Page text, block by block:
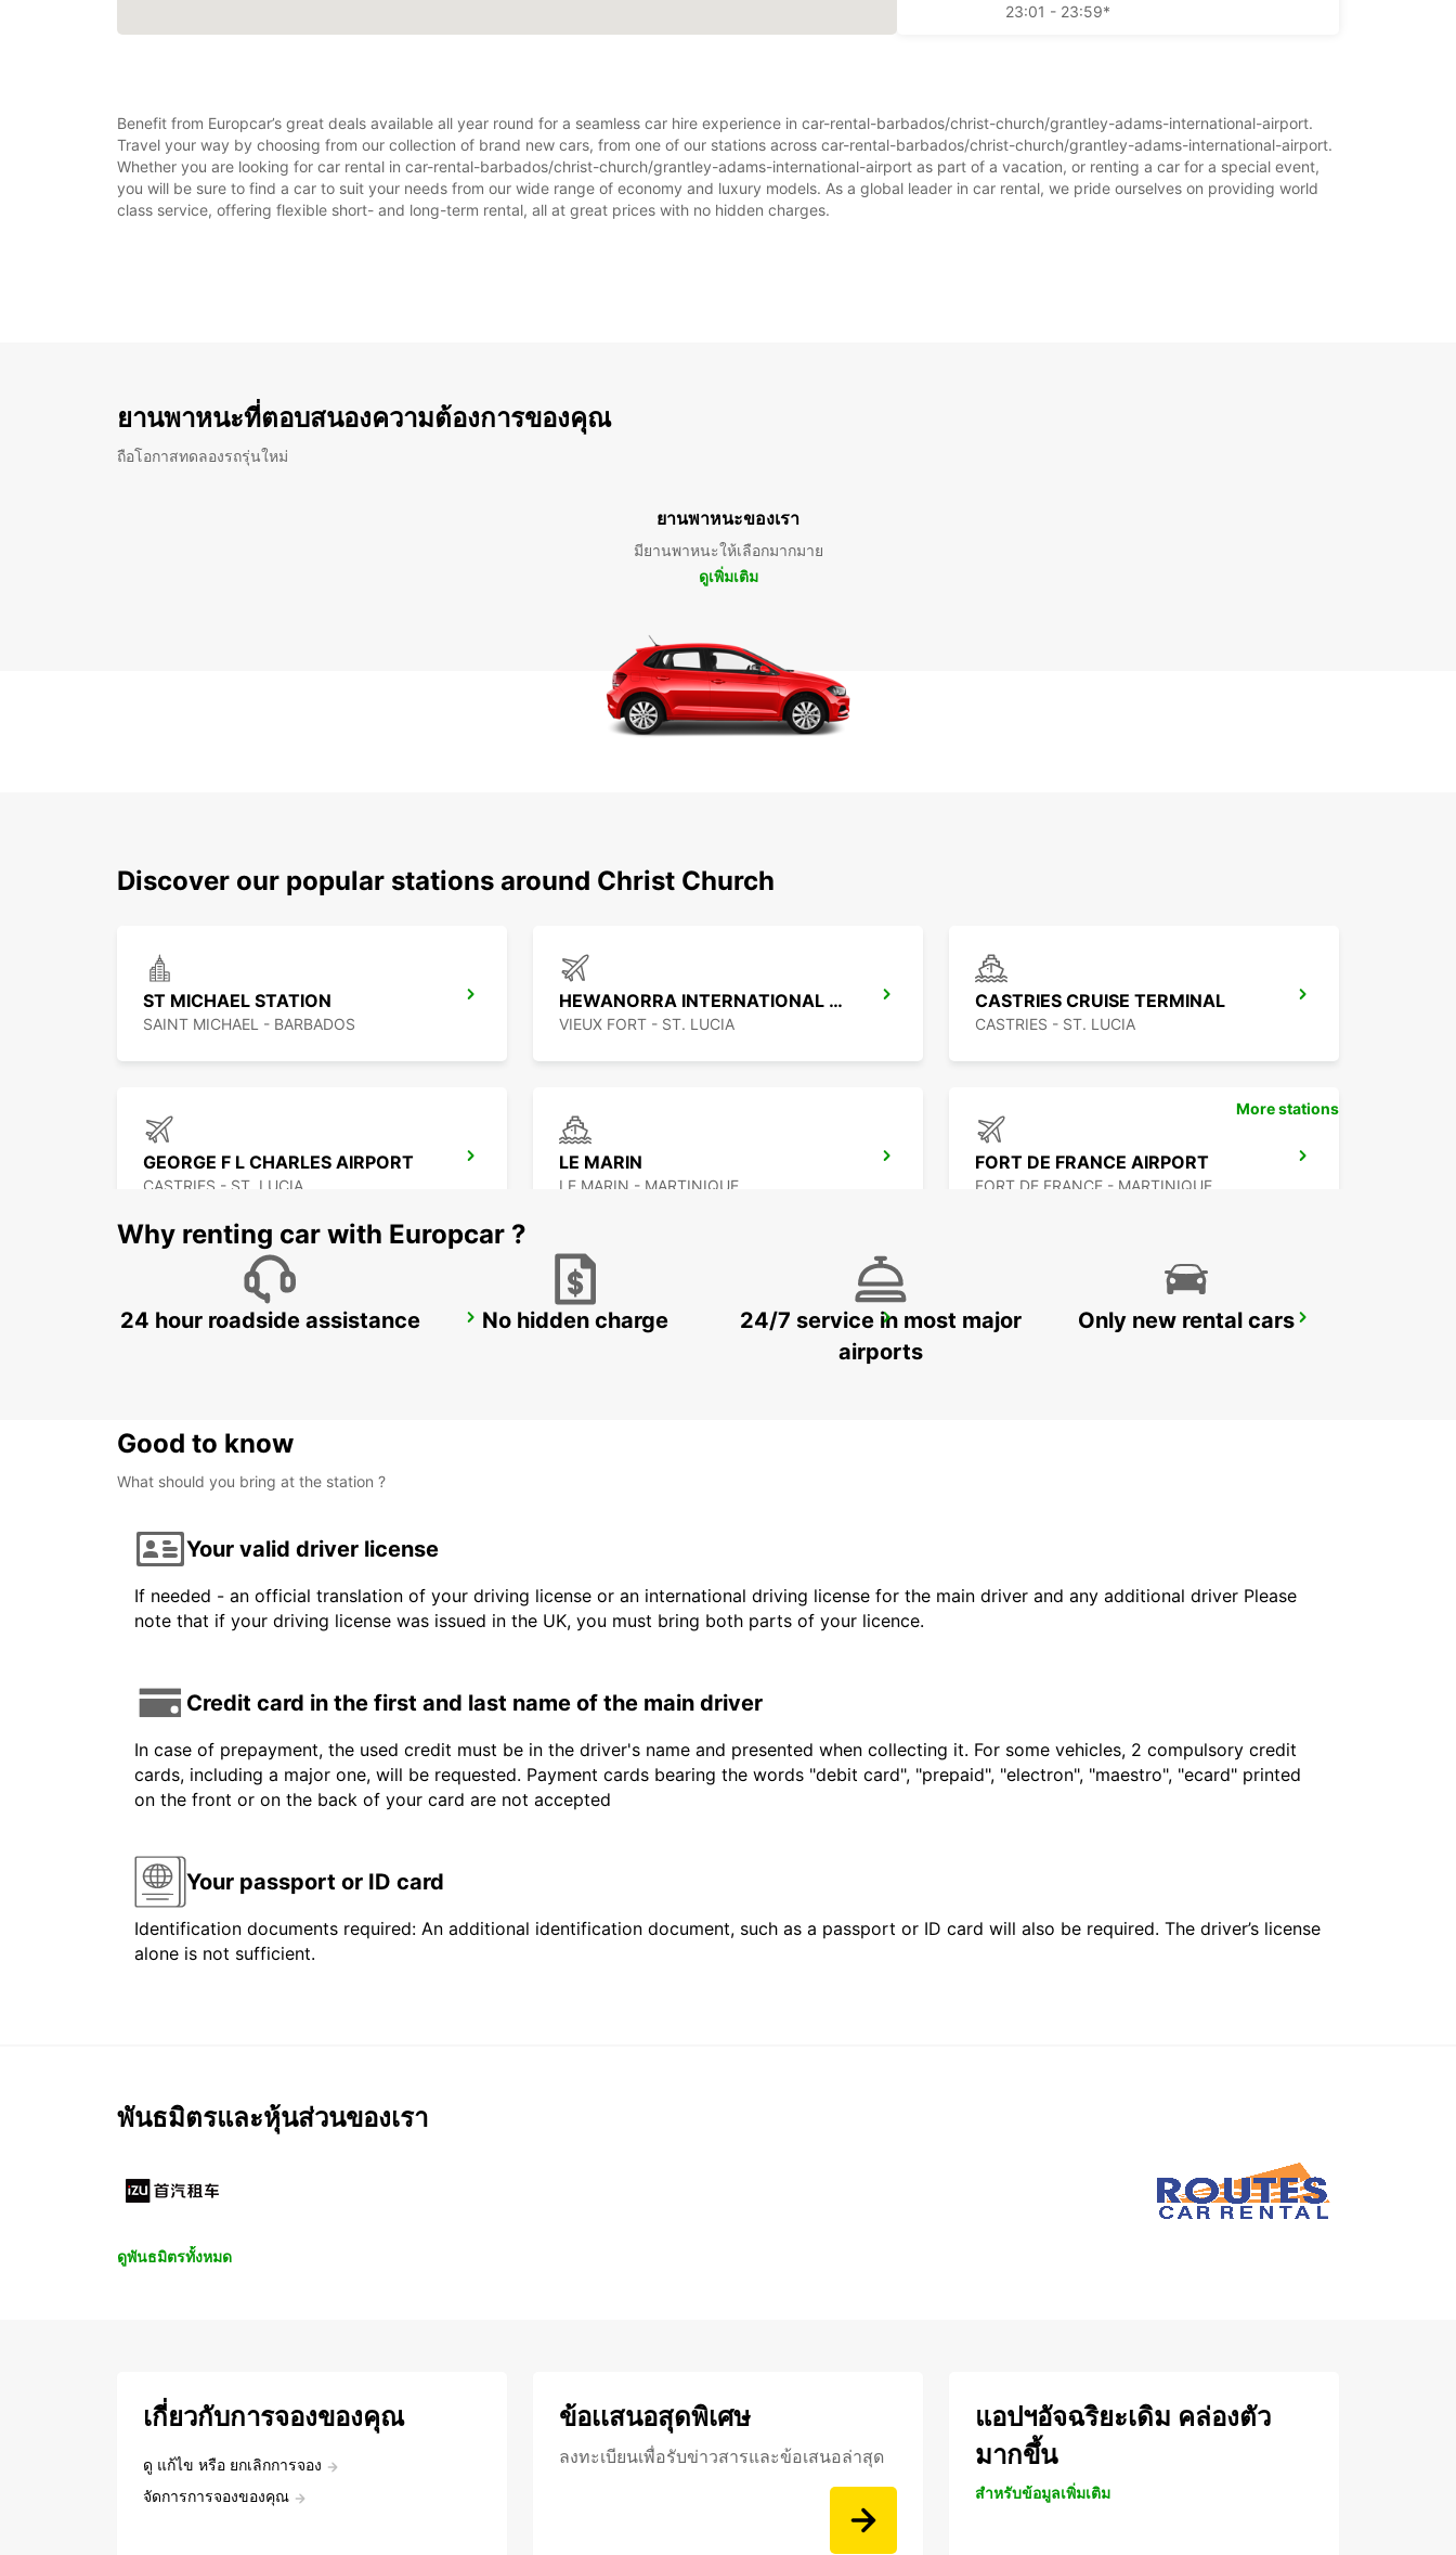
23:01 - 23:59*
*มีค่าใช้จ่ายเพิ่มเติม
เวลาทำการนี้อาจแตกต่างไปจากนี้ เนื่องจากเป็นวันหยุด
นักขัตฤกษ์
Benefit from Europcar’s great deals available all year round for a seamless car hire experience in car-rental-barbados/christ-church/grantley-adams-international-airport.
Travel your way by choosing from our collection of brand new cars, from one of our stations across car-rental-barbados/christ-church/grantley-adams-international-airport.
Whether you are looking for car rental in car-rental-barbados/christ-church/grantley-adams-international-airport as part of a vacation, or renting a car for a special event,
you will be sure to find a car to suit your needs from our wide range of economy and luxury models. As a global leader in car rental, we pride ourselves on providing world
class service, offering flexible short- and long-term rental, all at great prices with no hidden charges.
ยานพาหนะที่ตอบสนองความต้องการของคุณ
ถือโอกาสทดลองรถรุ่นใหม่
ยานพาหนะของเรา
มียานพาหนะให้เลือกมากมาย
ดูเพิ่มเติม
Discover our popular stations around Christ Church
ST MICHAEL STATION
SAINT MICHAEL - BARBADOS
HEWANORRA INTERNATIONAL AIRPORT
VIEUX FORT - ST. LUCIA
CASTRIES CRUISE TERMINAL
CASTRIES - ST. LUCIA
GEORGE F L CHARLES AIRPORT
CASTRIES - ST. LUCIA
LE MARIN
LE MARIN - MARTINIQUE
FORT DE FRANCE AIRPORT
FORT DE FRANCE - MARTINIQUE
ANR ROBINSON INTERNATIONAL AIRPORT PIARCO INTERNATIONAL AIRPORT
PORT OF SPAIN - TRINIDAD AND TOBAGO
THE ARCADE HILTON TRINIDAD
More stations
Why renting car with Europcar ?
24 hour roadside assistance No hidden charge
24/7 service in most major
airports
Only new rental cars
Good to know
What should you bring at the station ?
Your valid driver license
If needed - an official translation of your driving license or an international driving license for the main driver and any additional driver Please
note that if your driving license was issued in the UK, you must bring both parts of your licence.
Credit card in the first and last name of the main driver
In case of prepayment, the used credit must be in the driver's name and presented when collecting it. For some vehicles, 2 compulsory credit
cards, including a major one, will be requested. Payment cards bearing the words "debit card", "prepaid", "electron", "maestro", "ecard" printed
on the front or on the back of your card are not accepted
Your passport or ID card
Identification documents required: An additional identification document, such as a passport or ID card will also be required. The driver’s license
alone is not sufficient.
พันธมิตรและหุ้นส่วนของเรา
ดูพันธมิตรทั้งหมด
เกี่ยวกับการจองของคุณ
ดู แก้ไข หรือ ยกเลิกการจอง
จัดการการจองของคุณ
ข้อเเสนอสุดพิเศษ
ลงทะเบียนเพื่อรับข่าวสารและข้อเสนอล่าสุด
แอปฯอัจฉริยะเดิม คล่องตัว
มากขึ้น
สำหรับข้อมูลเพิ่มเติม